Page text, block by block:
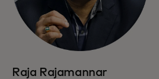
Raja Rajamannar